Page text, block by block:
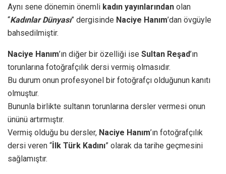
Aynı sene dönemin önemli kadın yayınlarından olan
“Kadınlar Dünyası” dergisinde Naciye Hanım’dan övgüyle
bahsedilmiştir.
Naciye Hanım’ın diğer bir özelliği ise Sultan Reşad’ın
torunlarına fotoğrafçılık dersi vermiş olmasıdır.
Bu durum onun profesyonel bir fotoğrafçı olduğunun kanıtı
olmuştur.
Bununla birlikte sultanın torunlarına dersler vermesi onun
ününü artırmıştır.
Vermiş olduğu bu dersler, Naciye Hanım’ın fotoğrafçılık
dersi veren “İlk Türk Kadını” olarak da tarihe geçmesini
sağlamıştır.